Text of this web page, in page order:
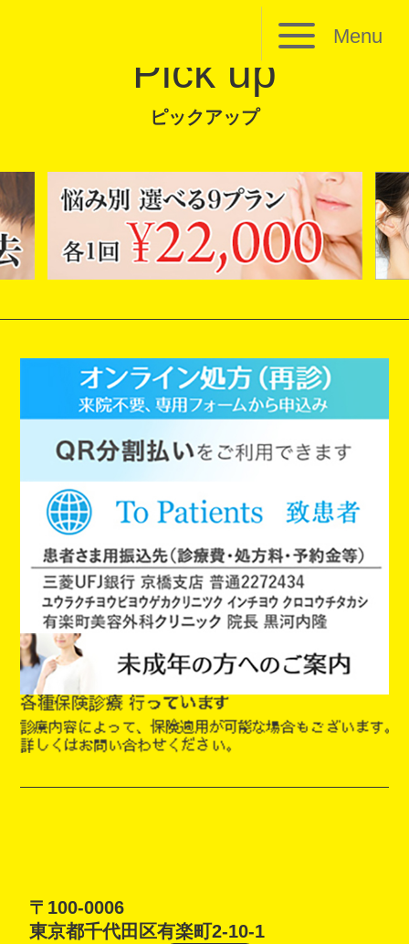
Menu
Pick up
ピックアップ
〒100-0006
東京都千代田区有楽町2-10-1